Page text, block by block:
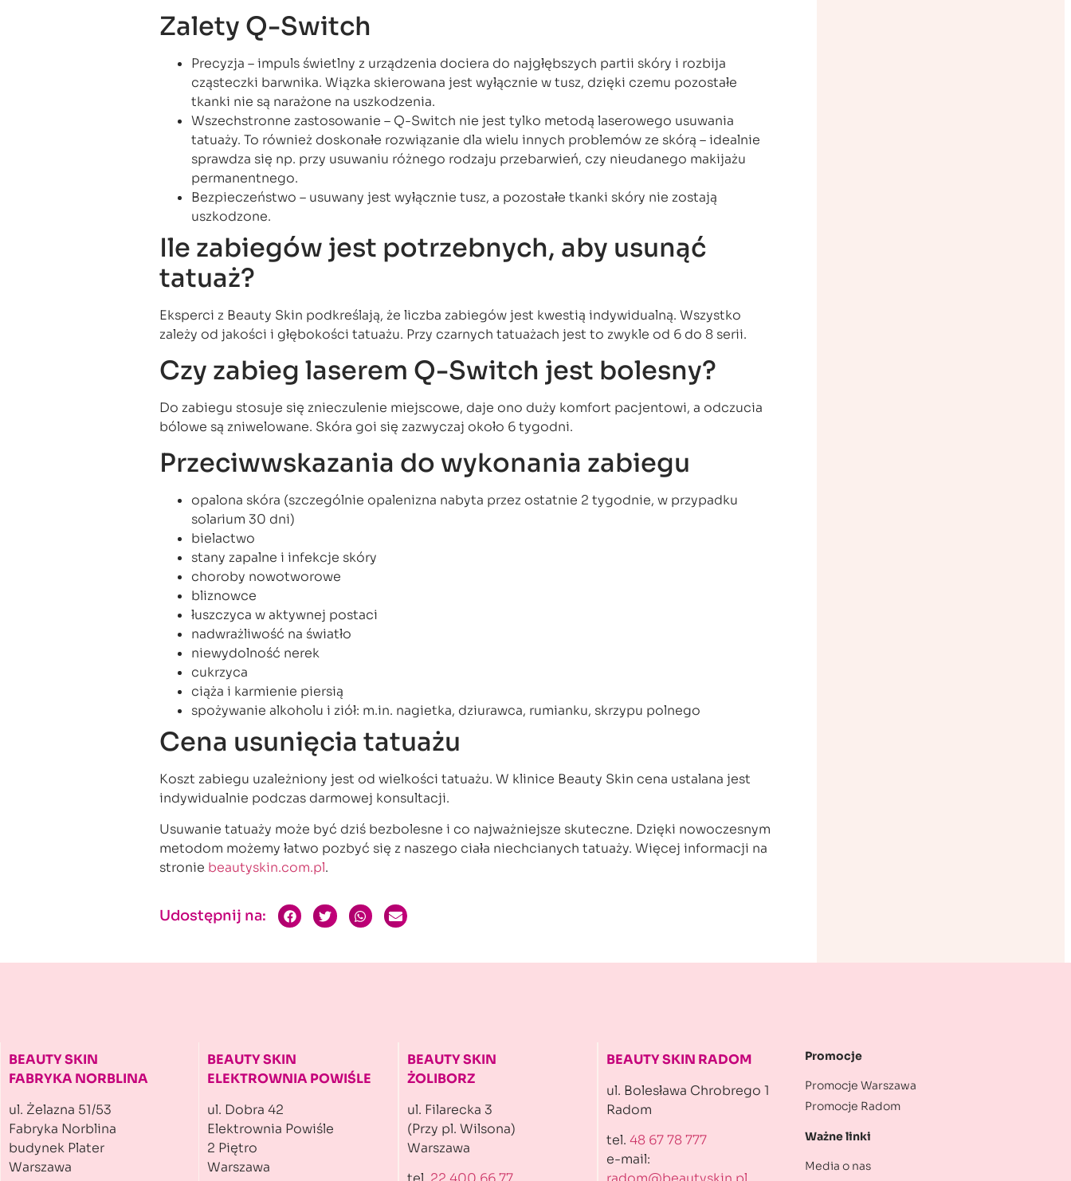
Zalety Q-Switch
Precyzja – impuls świetlny z urządzenia dociera do najgłębszych partii skóry i rozbija
cząsteczki barwnika. Wiązka skierowana jest wyłącznie w tusz, dzięki czemu pozostałe
tkanki nie są narażone na uszkodzenia.
Wszechstronne zastosowanie – Q-Switch nie jest tylko metodą laserowego usuwania
tatuaży. To również doskonałe rozwiązanie dla wielu innych problemów ze skórą – idealnie
sprawdza się np. przy usuwaniu różnego rodzaju przebarwień, czy nieudanego makijażu
permanentnego.
Bezpieczeństwo – usuwany jest wyłącznie tusz, a pozostałe tkanki skóry nie zostają
uszkodzone.
Ile zabiegów jest potrzebnych, aby usunąć
tatuaż?
Eksperci z Beauty Skin podkreślają, że liczba zabiegów jest kwestią indywidualną. Wszystko
zależy od jakości i głębokości tatuażu. Przy czarnych tatuażach jest to zwykle od 6 do 8 serii.
Czy zabieg laserem Q-Switch jest bolesny?
Do zabiegu stosuje się znieczulenie miejscowe, daje ono duży komfort pacjentowi, a odczucia
bólowe są zniwelowane. Skóra goi się zazwyczaj około 6 tygodni.
Przeciwwskazania do wykonania zabiegu
opalona skóra (szczególnie opalenizna nabyta przez ostatnie 2 tygodnie, w przypadku
solarium 30 dni)
bielactwo
stany zapalne i infekcje skóry
choroby nowotworowe
bliznowce
łuszczyca w aktywnej postaci
nadwrażliwość na światło
niewydolność nerek
cukrzyca
ciąża i karmienie piersią
spożywanie alkoholu i ziół: m.in. nagietka, dziurawca, rumianku, skrzypu polnego
Cena usunięcia tatuażu
Koszt zabiegu uzależniony jest od wielkości tatuażu. W klinice Beauty Skin cena ustalana jest
indywidualnie podczas darmowej konsultacji.
Usuwanie tatuaży może być dziś bezbolesne i co najważniejsze skuteczne. Dzięki nowoczesnym
metodom możemy łatwo pozbyć się z naszego ciała niechcianych tatuaży. Więcej informacji na
stronie beautyskin.com.pl.
Udostępnij na:
BEAUTY SKIN
FABRYKA NORBLINA
ul. Żelazna 51/53
Fabryka Norblina
budynek Plater
Warszawa
BEAUTY SKIN
ELEKTROWNIA POWIŚLE
ul. Dobra 42
Elektrownia Powiśle
2 Piętro
Warszawa
BEAUTY SKIN
ŻOLIBORZ
ul. Filarecka 3
(Przy pl. Wilsona)
Warszawa
BEAUTY SKIN RADOM
ul. Bolesława Chrobrego 1
Radom
tel. 48 67 78 777
e-mail:
Promocje
Promocje Warszawa
Promocje Radom
Ważne linki
Media o nas